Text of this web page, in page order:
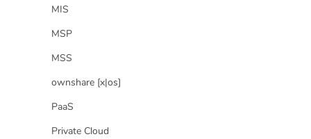
MIS
MSP
MSS
ownshare [x|os]
PaaS
Private Cloud